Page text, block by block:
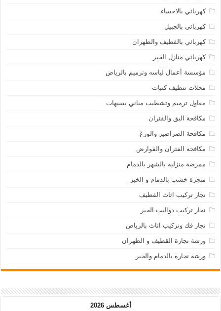
كهربائي بالاحساء
كهربائي بالجبيل
كهربائي بالقطيف والظهران
كهربائي منازل الخبر
مؤسسة أعمال لياسه وترميم بالرياض
محلات تنظيف كنبات
مقاول ترميم وتشطيب مباني بسيهات
مكافحة البق والفئران
مكافحة الصراصير والوزغ
مكافحه الفئران والقوارض
ممرضة منزلية بالشهر يالدمام
منجرة خشب بالدمام و الخبر
نجار تركيب اثاث القطيف
نجار تركيب دواليب الخبر
نجار فك وتركيب اثاث بالرياض
ورشة نجارة القطيف و الظهران
ورشة نجارة بالدمام والخبر
أغسطس 2026